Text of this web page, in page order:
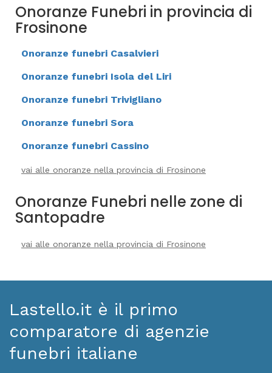
Onoranze Funebri in provincia di
Frosinone
Onoranze funebri Casalvieri
Onoranze funebri Isola del Liri
Onoranze funebri Trivigliano
Onoranze funebri Sora
Onoranze funebri Cassino
vai alle onoranze nella provincia di Frosinone
Onoranze Funebri nelle zone di
Santopadre
vai alle onoranze nella provincia di Frosinone
Lastello.it è il primo
comparatore di agenzie
funebri italiane